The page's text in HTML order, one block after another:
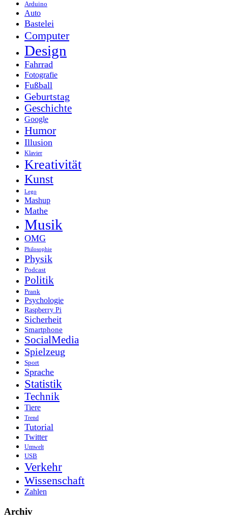
Arduino
Auto
Bastelei
Computer
Design
Fahrrad
Fotografie
Fußball
Geburtstag
Geschichte
Google
Humor
Illusion
Klavier
Kreativität
Kunst
Lego
Mashup
Mathe
Musik
OMG
Philosophie
Physik
Podcast
Politik
Prank
Psychologie
Raspberry Pi
Sicherheit
Smartphone
SocialMedia
Spielzeug
Sport
Sprache
Statistik
Technik
Tiere
Trend
Tutorial
Twitter
Umwelt
USB
Verkehr
Wissenschaft
Zahlen
Archiv